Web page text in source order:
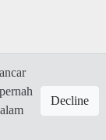
Decline